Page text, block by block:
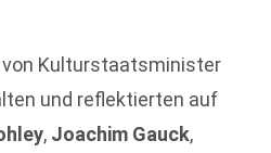
Kulturstaatsminister
und reflektierten auf
, Joachim Gauck,